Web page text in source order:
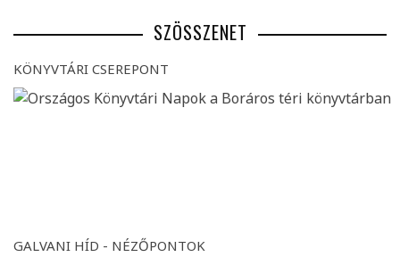
SZÖSSZENET
KÖNYVTÁRI CSEREPONT
GALVANI HÍD - NÉZŐPONTOK